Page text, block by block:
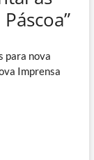
para nova
Imprensa